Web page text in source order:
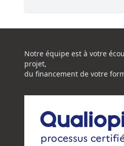
Notre équipe est à votre
projet,
du financement de votre